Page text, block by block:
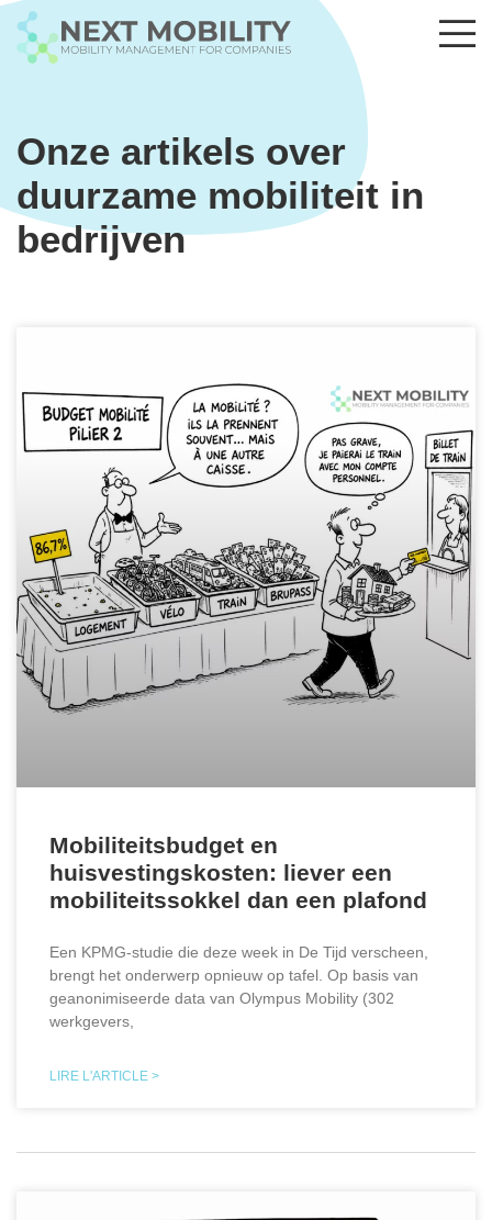
Onze artikels over
duurzame mobiliteit in
bedrijven
Mobiliteitsbudget en
huisvestingskosten: liever een
mobiliteitssokkel dan een plafond
Een KPMG-studie die deze week in De Tijd verscheen,
brengt het onderwerp opnieuw op tafel. Op basis van
geanonimiseerde data van Olympus Mobility (302
werkgevers,
LIRE L'ARTICLE >